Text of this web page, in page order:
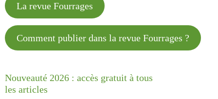
La revue Fourrages
Comment publier dans la revue
Nouveauté 2026 : accès gratuit à